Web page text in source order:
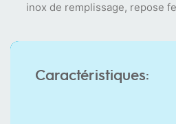
inox de remplissage, repose
Caractéristiques: